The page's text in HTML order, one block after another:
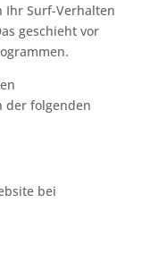
Ihr Surf-Verhalten
geschieht vor
der folgenden
bei